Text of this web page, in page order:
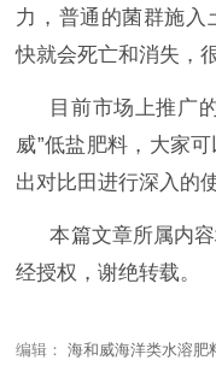
力，普通的菌群施入
快就会死亡和消失，
目前市场上推广
威”低盐肥料，大家
出对比田进行深入的
本篇文章所属内
经授权，谢绝转载。
编辑：海和威海洋类水溶肥